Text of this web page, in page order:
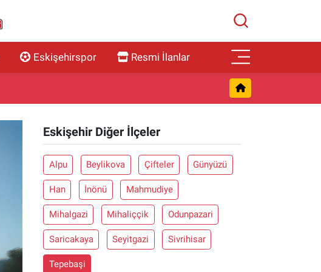
Eskişehirspor Resmi İlanlar
Eskişehir Diğer İlçeler
Alpu Beylikova Çifteler Günyüzü
Han İnönü Mahmudiye
Mihalgazi Mihaliççik Odunpazari
Saricakaya Seyitgazi Sivrihisar
Tepebaşi